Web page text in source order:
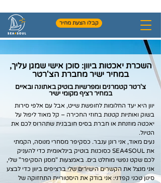
קבלו הצעת מחיר
השכרת יאכטות ביוון: סוכן אישי שמגן עליך,
במחיר ישיר מחברת הצ'רטר
צ'רטר קטמרנים ומפרשיות בוטיק באתונה ובאיים
במחיר רציף מקומי ישיר
יוון היא יעד החלומות לחופשת שייט, אבל עם אלפי סירות
בשוק ואותיות קטנות בחוזי החכירה – קל מאוד ליפול על
יאכטה מוזנחת או חברת בסיס חובבנית שתהרוס לכם את
הטיול.
נעים מאוד, אני רונן ענבר. כסקיפר מסחרי מנוסה, הקמתי
את SEA4SOUL כסוכנות בוטיק בינלאומית כדי להעניק
לכם שקט נפשי מוחלט בים. באמצעות "מסנן הסקיפר" שלי,
אני מנצל את הקשרים הישירים שלי ברציפים ביוון כדי לבצע
סינון טכני קפדני: אני בודק את היסטוריית התחזוקה של